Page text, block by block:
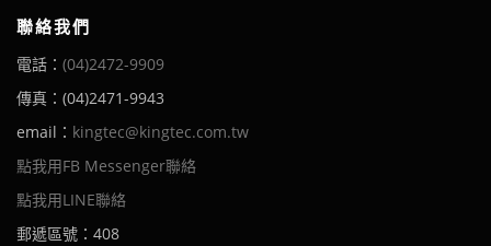
聯絡我們
電話： (04)2472-9909
傳真：(04)2471-9943
email： kingtec@kingtec.com.tw
點我用FB Messenger聯絡
點我用LINE聯絡
郵遞區號：408